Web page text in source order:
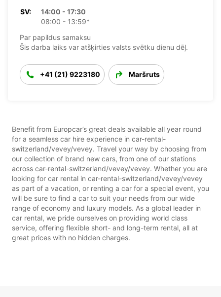
SV:
14:00 - 17:30
08:00 - 13:59*
Par papildus samaksu
Šis darba laiks var atšķirties valsts svētku dienu dēļ.
+41 (21) 9223180 Maršruts
Benefit from Europcar’s great deals available all year round
for a seamless car hire experience in car-rental-
switzerland/vevey/vevey. Travel your way by choosing from
our collection of brand new cars, from one of our stations
across car-rental-switzerland/vevey/vevey. Whether you are
looking for car rental in car-rental-switzerland/vevey/vevey
as part of a vacation, or renting a car for a special event, you
will be sure to find a car to suit your needs from our wide
range of economy and luxury models. As a global leader in
car rental, we pride ourselves on providing world class
service, offering flexible short- and long-term rental, all at
great prices with no hidden charges.